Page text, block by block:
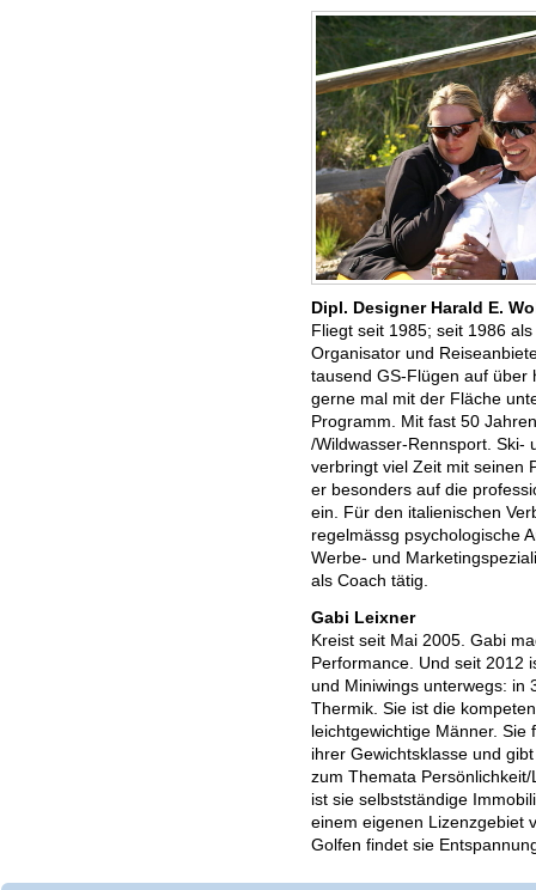
Dipl. Designer Harald E.
Fliegt seit 1985; seit 1986
Organisator und
tausend GS-Flügen auf über
gerne mal mit der Fläche
Programm. Mit fast 50
/Wildwasser-Rennsport. Ski-
verbringt viel Zeit mit seinen
er besonders auf die
ein. Für den italienischen
regelmässg psychologische
Werbe- und
als Coach tätig.
Gabi Leixner
Kreist seit Mai 2005. Gabi
Performance. Und seit 2012
und Miniwings unterwegs: in
Thermik. Sie ist die
leichtgewichtige Männer.
ihrer Gewichtsklasse und
zum Themata
ist sie selbstständige
einem eigenen Lizenzgebiet
Golfen findet sie